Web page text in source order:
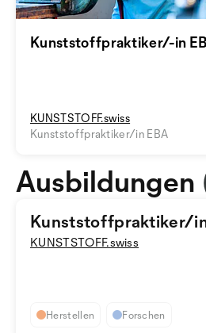
Kunststoffpraktiker/-in
KUNSTSTOFF.swiss
Kunststoffpraktiker/in EBA
Kunststoffpraktiker/in
KUNSTSTOFF.swiss
Herstellen Forschen
Ausbildungen